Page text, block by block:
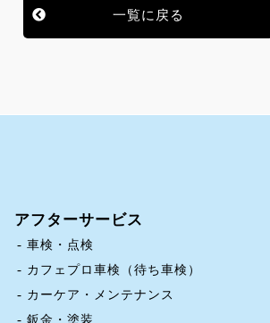
一覧に戻る
アフターサービス
車検・点検
カフェプロ車検（待ち車検）
カーケア・メンテナンス
鈑金・塗装